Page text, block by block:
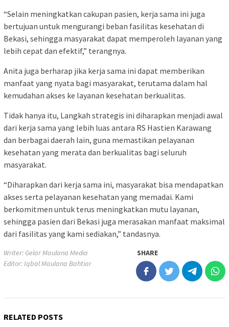
“Selain meningkatkan cakupan pasien, kerja sama ini juga
bertujuan untuk mengurangi beban fasilitas kesehatan di
Bekasi, sehingga masyarakat dapat memperoleh layanan yang
lebih cepat dan efektif,” terangnya.
Anita juga berharap jika kerja sama ini dapat memberikan
manfaat yang nyata bagi masyarakat, terutama dalam hal
kemudahan akses ke layanan kesehatan berkualitas.
Tidak hanya itu, Langkah strategis ini diharapkan menjadi awal
dari kerja sama yang lebih luas antara RS Hastien Karawang
dan berbagai daerah lain, guna memastikan pelayanan
kesehatan yang merata dan berkualitas bagi seluruh
masyarakat.
“Diharapkan dari kerja sama ini, masyarakat bisa mendapatkan
akses serta pelayanan kesehatan yang memadai. Kami
berkomitmen untuk terus meningkatkan mutu layanan,
sehingga pasien dari Bekasi juga merasakan manfaat maksimal
dari fasilitas yang kami sediakan,” tandasnya.
Writer: Gelar Maulana Media
Editor: Iqbal Maulana Bahtiar
SHARE
RELATED POSTS